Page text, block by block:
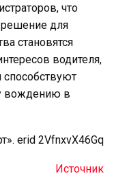
что
решение для
становятся
водителя,
вождению в
erid 2VfnxvX46Gq
Источник